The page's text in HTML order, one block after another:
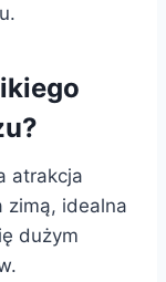
atrakcja
zimą, idealna
dużym